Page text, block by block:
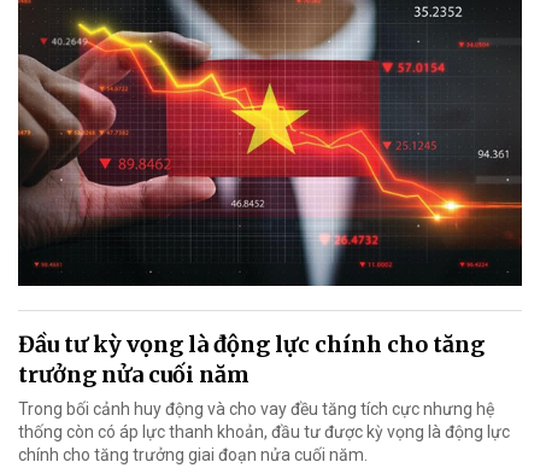
Đầu tư kỳ vọng là động lực chính cho tăng
trưởng nửa cuối năm
Trong bối cảnh huy động và cho vay đều tăng tích cực nhưng hệ
thống còn có áp lực thanh khoản, đầu tư được kỳ vọng là động lực
chính cho tăng trưởng giai đoạn nửa cuối năm.